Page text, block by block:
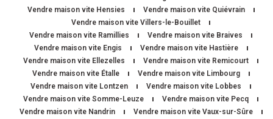
Vendre maison vite Hensies
Vendre maison vite Quiévrain
Vendre maison vite Villers-le-Bouillet
Vendre maison vite Ramillies
Vendre maison vite Braives
Vendre maison vite Engis
Vendre maison vite Hastière
Vendre maison vite Ellezelles
Vendre maison vite Remicourt
Vendre maison vite Étalle
Vendre maison vite Limbourg
Vendre maison vite Lontzen
Vendre maison vite Lobbes
Vendre maison vite Somme-Leuze
Vendre maison vite Pecq
Vendre maison vite Nandrin
Vendre maison vite Vaux-sur-Sûre